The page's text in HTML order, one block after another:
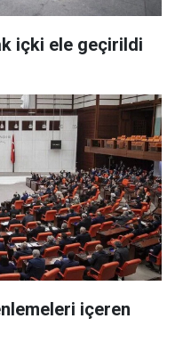
içki ele geçirildi
içeren